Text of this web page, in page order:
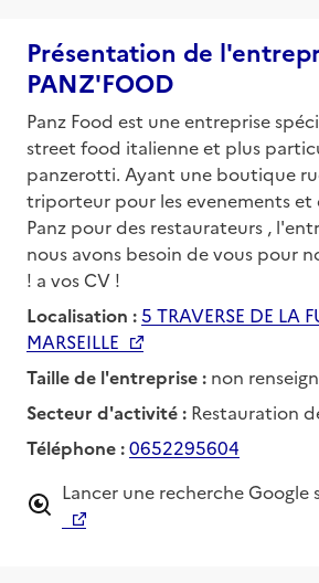
Présentation de
PANZ'FOOD
Panz Food est une entreprise
street food italienne et plus
panzerotti. Ayant une boutique
triporteur pour les evenements et
Panz pour des restaurateurs ,
nous avons besoin de vous pour
! a vos CV !
Localisation :5 TRAVERSE DE LA
MARSEILLE
Taille de l'entreprise : non
Secteur d'activité : Restauration
Téléphone :0652295604
Lancer une recherche Google